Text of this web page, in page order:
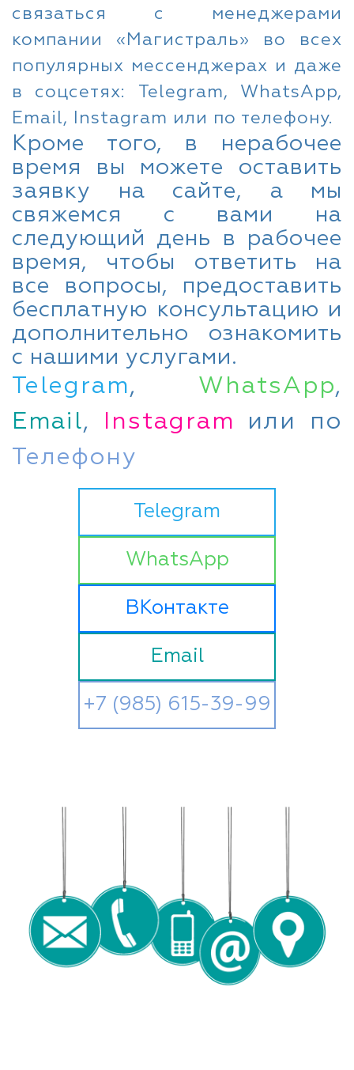
связаться с менеджерами
компании «Магистраль» во всех
популярных мессенджерах и даже
в соцсетях: Telegram, WhatsApp,
Email, Instagram или по телефону.
Кроме того, в нерабочее
время вы можете оставить
заявку на сайте, а мы
свяжемся с вами на
следующий день в рабочее
время, чтобы ответить на
все вопросы, предоставить
бесплатную консультацию и
дополнительно ознакомить
с нашими услугами.
Telegram, WhatsApp,
Email, Instagram или по
Телефону
Telegram
WhatsApp
ВКонтакте
Email
+7 (985) 615-39-99